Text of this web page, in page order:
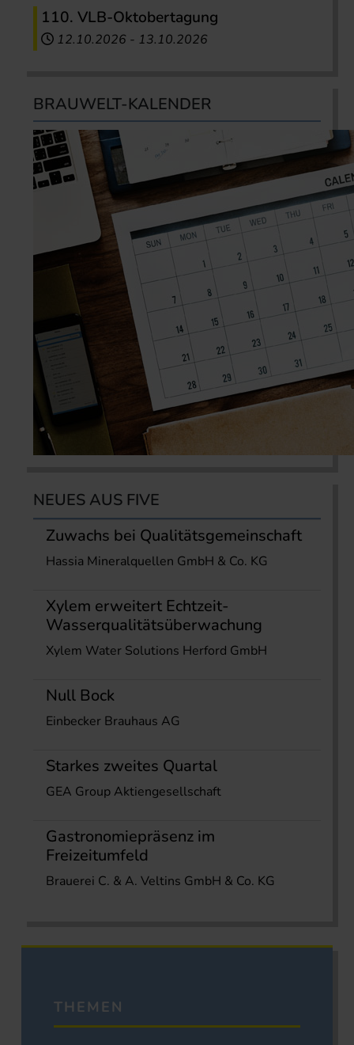
110. VLB-Oktobertagung
12.10.2026 - 13.10.2026
BRAUWELT-KALENDER
NEUES AUS FIVE
Zuwachs bei Qualitätsgemeinschaft
Hassia Mineralquellen GmbH & Co. KG
Xylem erweitert Echtzeit-
Wasserqualitätsüberwachung
Xylem Water Solutions Herford GmbH
Null Bock
Einbecker Brauhaus AG
Starkes zweites Quartal
GEA Group Aktiengesellschaft
Gastronomiepräsenz im
Freizeitumfeld
Brauerei C. & A. Veltins GmbH & Co. KG
THEMEN